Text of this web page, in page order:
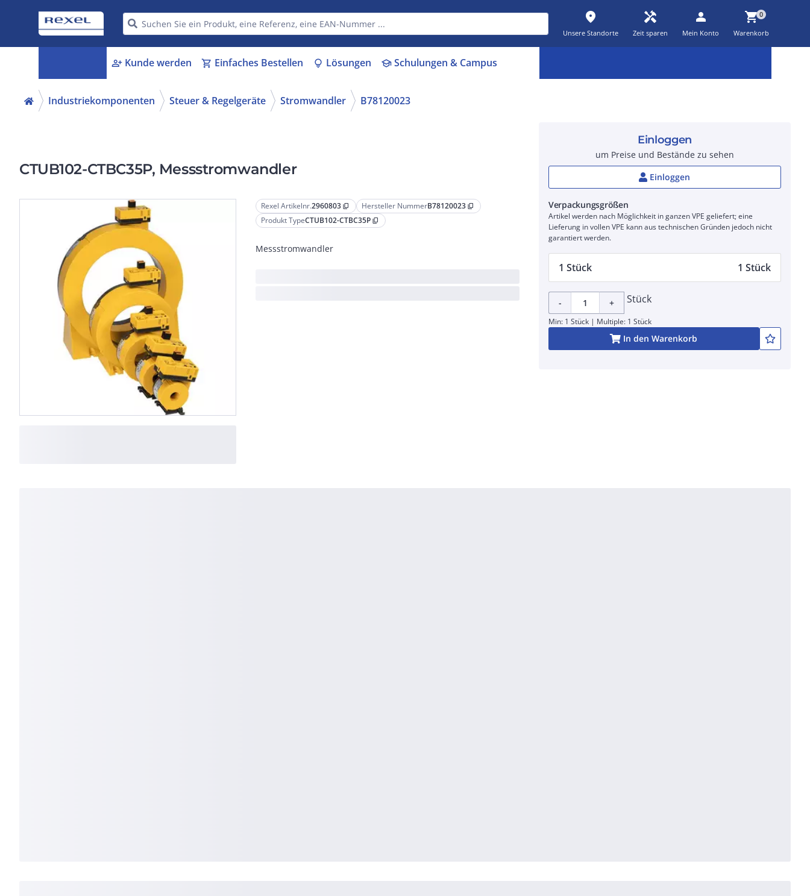
place
Unsere Standorte
handyman
Zeit sparen
person
Mein Konto
shopping_cart0
Warenkorb
person_add Kunde werden shopping_cart Einfaches Bestellen lightbulb Lösungen schoolSchulungen & Campus
Industriekomponenten Steuer & Regelgeräte Stromwandler B78120023
CTUB102-CTBC35P, Messstromwandler
Rexel Artikelnr.2960803 content_copy Hersteller NummerB78120023 content_copy
Produkt TypeCTUB102-CTBC35P content_copy
Messstromwandler
Einloggen
um Preise und Bestände zu sehen
Einloggen
Verpackungsgrößen
Artikel werden nach Möglichkeit in ganzen VPE geliefert; eine
Lieferung in vollen VPE kann aus technischen Gründen jedoch nicht
garantiert werden.
1 Stück 1 Stück
- + Stück
Min: 1 Stück | Multiple: 1 Stück
In den Warenkorb